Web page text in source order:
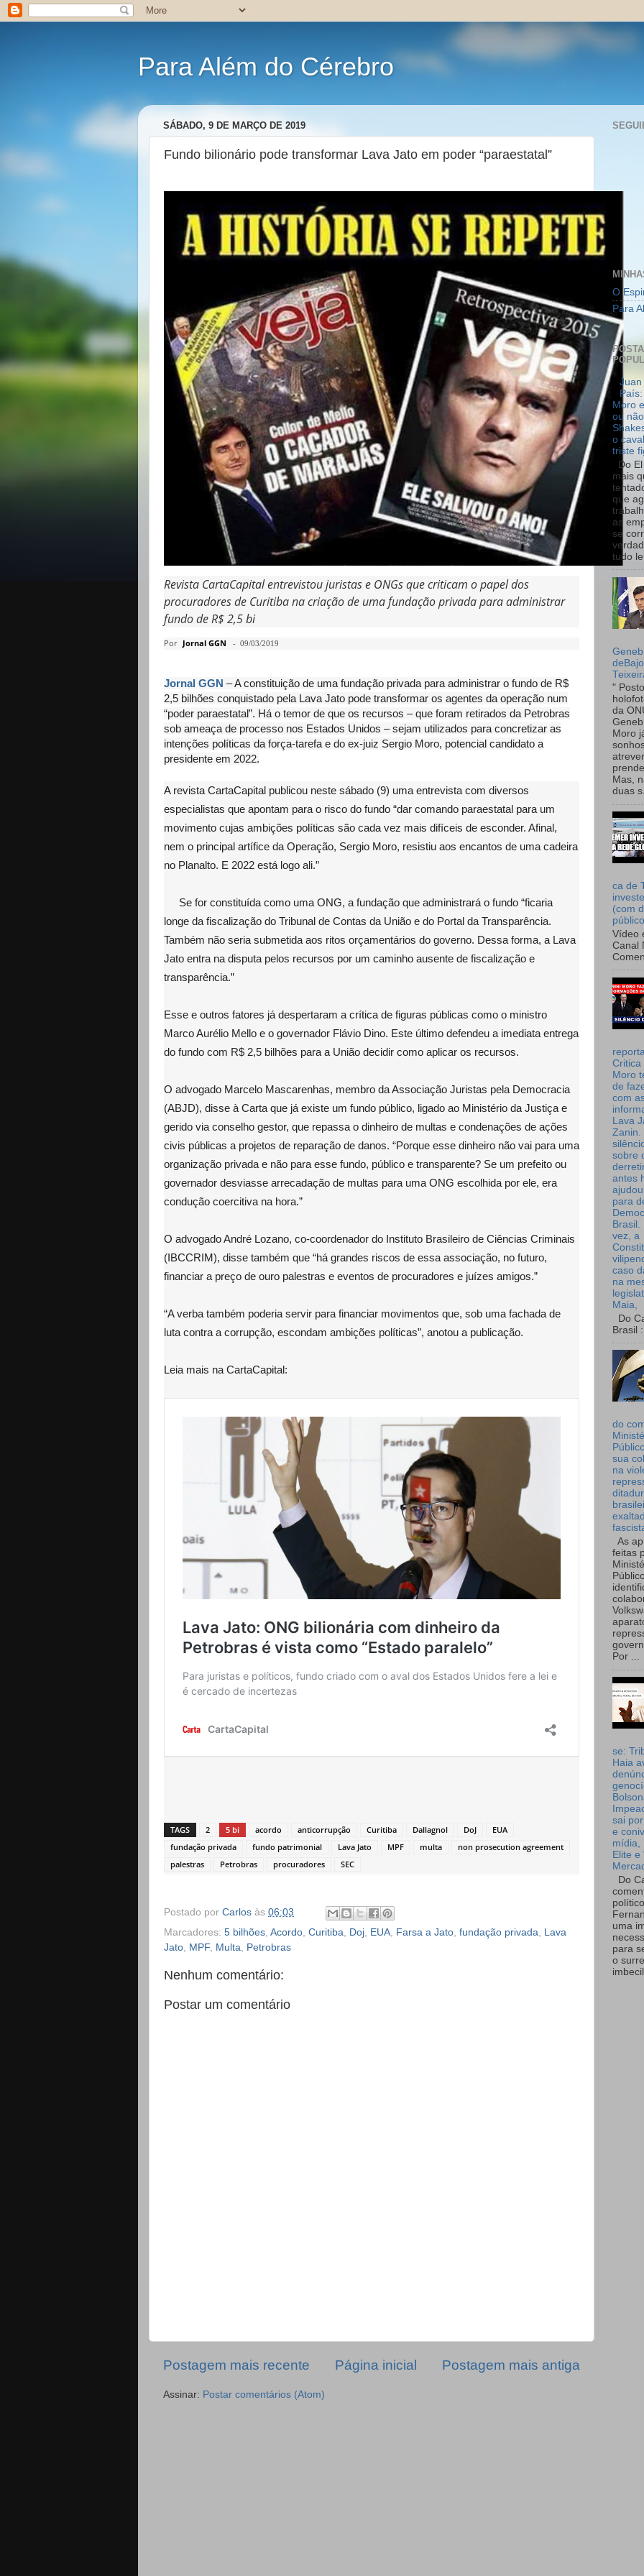
Para Além do Cérebro
SÁBADO, 9 DE MARÇO DE 2019
Fundo bilionário pode transformar Lava Jato em poder “paraestatal”
Revista CartaCapital entrevistou juristas e ONGs que criticam o papel dos
procuradores de Curitiba na criação de uma fundação privada para administrar
fundo de R$ 2,5 bi
Por Jornal GGN - 09/03/2019
Jornal GGN – A constituição de uma fundação privada para administrar o fundo de R$
2,5 bilhões conquistado pela Lava Jato pode transformar os agentes da operação num
“poder paraestatal”. Há o temor de que os recursos – que foram retirados da Petrobras
sob ameaça de processo nos Estados Unidos – sejam utilizados para concretizar as
intenções políticas da força-tarefa e do ex-juiz Sergio Moro, potencial candidato a
presidente em 2022.
A revista CartaCapital publicou neste sábado (9) uma entrevista com diversos
especialistas que apontam para o risco do fundo “dar comando paraestatal para um
movimento cujas ambições políticas são cada vez mais difíceis de esconder. Afinal,
nem o principal artífice da Operação, Sergio Moro, resistiu aos encantos de uma cadeira
no Planalto. E 2022 está logo ali.”
Se for constituída como uma ONG, a fundação que administrará o fundo “ficaria
longe da fiscalização do Tribunal de Contas da União e do Portal da Transparência.
Também não seria submetida aos ritos orçamentários do governo. Dessa forma, a Lava
Jato entra na disputa pelos recursos por um caminho ausente de fiscalização e
transparência.”
Esse e outros fatores já despertaram a crítica de figuras públicas como o ministro
Marco Aurélio Mello e o governador Flávio Dino. Este último defendeu a imediata entrega
do fundo com R$ 2,5 bilhões para a União decidir como aplicar os recursos.
O advogado Marcelo Mascarenhas, membro da Associação Juristas pela Democracia
(ABJD), disse à Carta que já existe um fundo público, ligado ao Ministério da Justiça e
gerido via conselho gestor, que repassa o dinheiro de multas e condenações de ações
civis públicas a projetos de reparação de danos. “Porque esse dinheiro não vai para uma
organização privada e não para esse fundo, público e transparente? Se um prefeito ou
governador desviasse arrecadação de multas para uma ONG escolhida por ele, era
condução coercitiva na hora.”
O advogado André Lozano, co-coordenador do Instituto Brasileiro de Ciências Criminais
(IBCCRIM), disse também que “há grandes riscos de essa associação, no futuro,
financiar a preço de ouro palestras e eventos de procuradores e juízes amigos.”
“A verba também poderia servir para financiar movimentos que, sob uma fachada de
luta contra a corrupção, escondam ambições políticas”, anotou a publicação.
Leia mais na CartaCapital:
TAGS 2 5 bi acordo anticorrupção Curitiba Dallagnol DoJ
EUA
fundação privada
fundo patrimonial Lava Jato MPF multa
non prosecution agreement
palestras
Petrobras procuradores SEC
Postado por Carlos às 06:03
Marcadores: 5 bilhões Acordo Curitiba Doj EUA Farsa a Jato fundação privada
Lava
Jato MPF Multa Petrobras
Nenhum comentário:
Postar um comentário
Postagem mais recente Postagem mais antiga
Página inicial
Assinar: Postar comentários (Atom)
O
Para
Juan
Moro
ou
o
triste
Do
mais
que
as
se
tudo
"
da
Moro
Mas,
duas
ca de
(com
Vídeo
Canal
Critica
Moro
de
com
Lava
Zanin.
sobre
antes
para
Brasil.
vez, a
caso
na
Maia,
Do
Brasil :
do
sua
na
As
feitas
Por ...
se:
Haia
sai
e
mídia,
Elite e
Do
uma
para
o